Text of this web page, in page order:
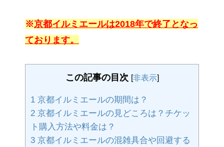
※京都イルミエールは2018年で終了となっ
ております。
この記事の目次 [非表示]
1 京都イルミエールの期間は？
2 京都イルミエールの見どころは？チケッ
ト購入方法や料金は？
3 京都イルミエールの混雑具合や回避する